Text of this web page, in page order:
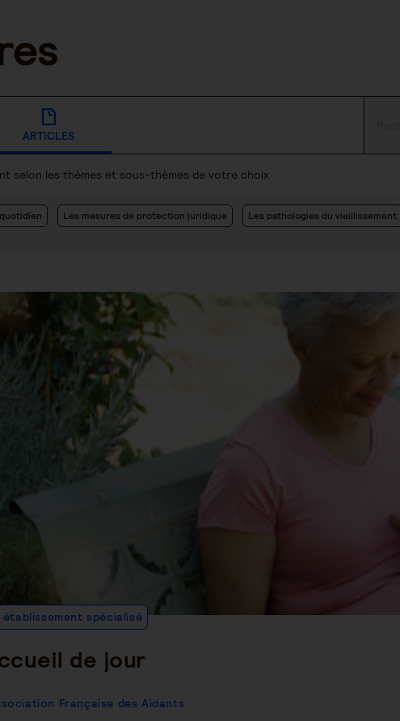
ARTICLES
selon les thèmes et sous-thèmes de votre choix
Les mesures de protection juridique Les pathologies du vieillissement
de jour
Française des Aidants
établissement spécialisé